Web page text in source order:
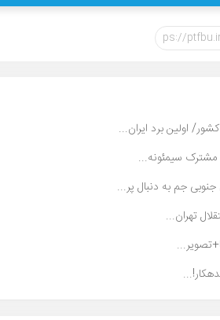
اولین برد ایران...
سیمئونه...
جم به دنبال پر...
تهران...